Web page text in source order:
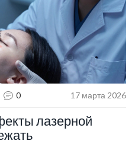
0 17 марта 2026
лазерной